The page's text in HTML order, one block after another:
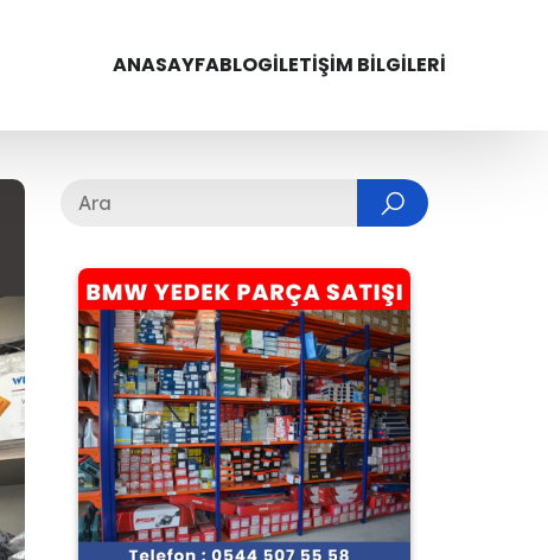
ANASAYFABLOGİLETIŞIM BILGILERI